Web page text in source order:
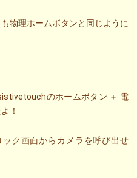
物理ホームボタンと同じように
のホームボタン ＋ 電
！
ク画面からカメラを呼び出せ